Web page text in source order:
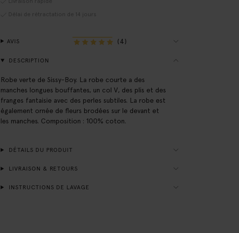
Délai de rétractation de 14 jours
AVIS (4)
DESCRIPTION
Robe verte de Sissy-Boy. La robe courte a des
manches longues bouffantes, un col V, des plis et des
franges fantaisie avec des perles subtiles. La robe est
également ornée de fleurs brodées sur le devant et
les manches. Composition : 100% coton.
DÉTAILS DU PRODUIT
LIVRAISON & RETOURS
INSTRUCTIONS DE LAVAGE